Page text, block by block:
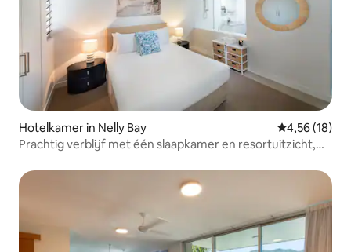
Hotelkamer in Nelly Bay Gemiddelde
4,56 (18)
Prachtig verblijf met één slaapkamer en resortuitzicht,